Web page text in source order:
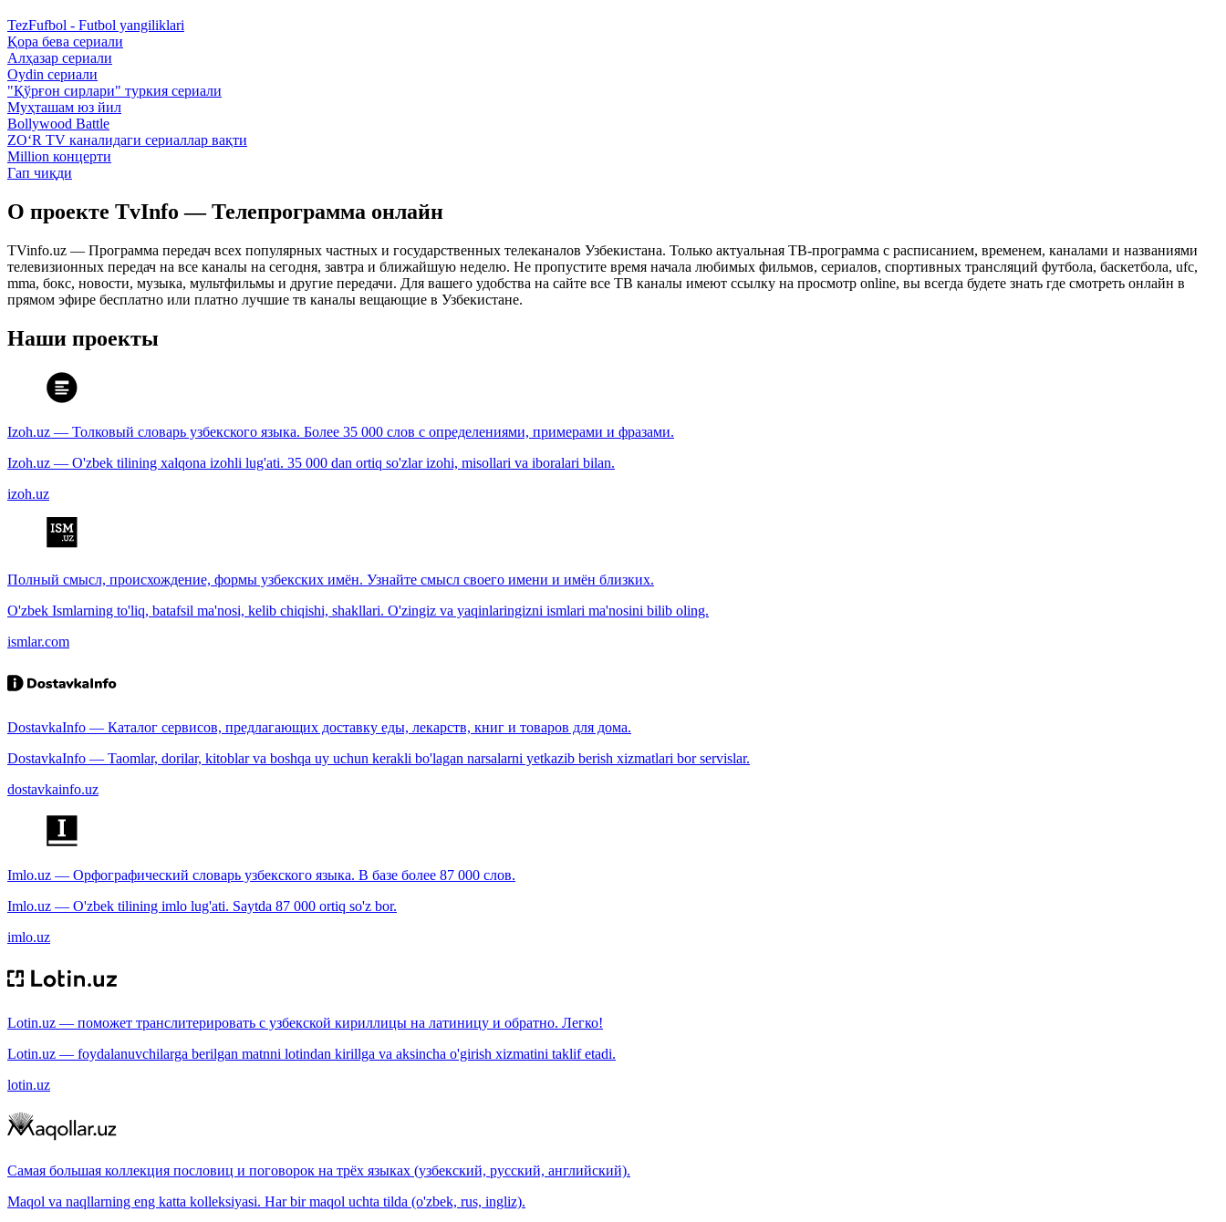
TezFufbol - Futbol yangiliklari
Қора бева сериали
Алҳазар сериали
Oydin сериали
"Қўрғон сирлари" туркия сериали
Муҳташам юз йил
Bollywood Battle
ZO‘R TV каналидаги сериаллар вақти
Million концерти
Гап чиқди
О проекте TvInfo — Телепрограмма онлайн
TVinfo.uz — Программа передач всех популярных частных и государственных телеканалов Узбекистана. Только актуальная ТВ-программа с расписанием, временем, каналами и названиями
телевизионных передач на все каналы на сегодня, завтра и ближайшую неделю. Не пропустите время начала любимых фильмов, сериалов, спортивных трансляций футбола, баскетбола, ufc,
mma, бокс, новости, музыка, мультфильмы и другие передачи. Для вашего удобства на сайте все ТВ каналы имеют ссылку на просмотр online, вы всегда будете знать где смотреть онлайн в
прямом эфире бесплатно или платно лучшие тв каналы вещающие в Узбекистане.
Наши проекты
Izoh.uz — Толковый словарь узбекского языка. Более 35 000 слов с определениями, примерами и фразами.
Izoh.uz — O'zbek tilining xalqona izohli lug'ati. 35 000 dan ortiq so'zlar izohi, misollari va iboralari bilan.
izoh.uz
Полный смысл, происхождение, формы узбекских имён. Узнайте смысл своего имени и имён близких.
O'zbek Ismlarning to'liq, batafsil ma'nosi, kelib chiqishi, shakllari. O'zingiz va yaqinlaringizni ismlari ma'nosini bilib oling.
ismlar.com
DostavkaInfo — Каталог сервисов, предлагающих доставку еды, лекарств, книг и товаров для дома.
DostavkaInfo — Taomlar, dorilar, kitoblar va boshqa uy uchun kerakli bo'lagan narsalarni yetkazib berish xizmatlari bor servislar.
dostavkainfo.uz
Imlo.uz — Орфографический словарь узбекского языка. В базе более 87 000 слов.
Imlo.uz — O'zbek tilining imlo lug'ati. Saytda 87 000 ortiq so'z bor.
imlo.uz
Lotin.uz — поможет транслитерировать с узбекской кириллицы на латиницу и обратно. Легко!
Lotin.uz — foydalanuvchilarga berilgan matnni lotindan kirillga va aksincha o'girish xizmatini taklif etadi.
lotin.uz
Самая большая коллекция пословиц и поговорок на трёх языках (узбекский, русский, английский).
Maqol va naqllarning eng katta kolleksiyasi. Har bir maqol uchta tilda (o'zbek, rus, ingliz).